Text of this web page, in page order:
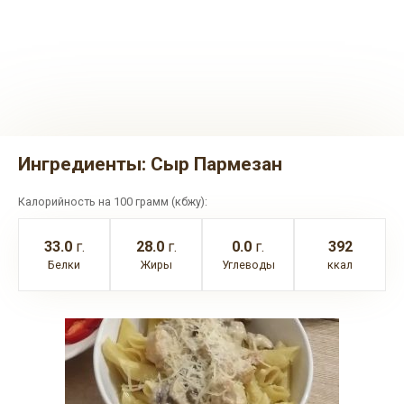
Ингредиенты: Сыр Пармезан
Калорийность на 100 грамм (кбжу):
33.0г.
Белки
28.0г.
Жиры
0.0 г.
Углеводы
392
ккал